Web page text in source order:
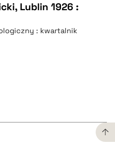
Lublin 1926 :
: kwartalnik